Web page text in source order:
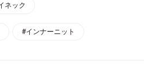
ネック
#インナーニット